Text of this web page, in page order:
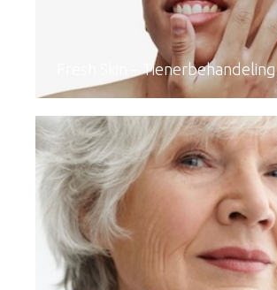
Fresh Skin – Tienerbehandeling